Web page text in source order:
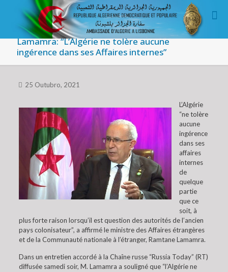
Lamamra: “L’Algérie ne tolère aucune
ingérence dans ses Affaires internes”
25 Outubro, 2021
L’Algérie
“ne tolère
aucune
ingérence
dans ses
affaires
internes
de
quelque
partie
que ce
soit, à
plus forte raison lorsqu’il est question des autorités de l’ancien
pays colonisateur”, a affirmé le ministre des Affaires étrangères
et de la Communauté nationale à l’étranger, Ramtane Lamamra.
Dans un entretien accordé à la Chaîne russe “Russia Today” (RT)
diffusée samedi soir, M. Lamamra a souligné que “l’Algérie ne